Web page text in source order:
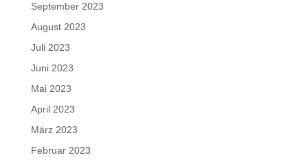
September 2023
August 2023
Juli 2023
Juni 2023
Mai 2023
April 2023
März 2023
Februar 2023